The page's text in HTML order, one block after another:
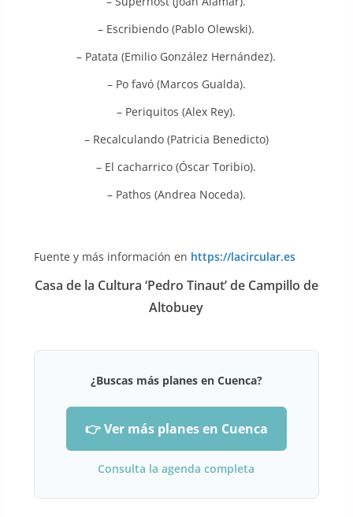
– Escribiendo (Pablo Olewski).
– Patata (Emilio González Hernández).
– Po favó (Marcos Gualda).
– Periquitos (Alex Rey).
– Recalculando (Patricia Benedicto)
– El cacharrico (Óscar Toribio).
– Pathos (Andrea Noceda).
Fuente y más información en https://lacircular.es
Casa de la Cultura ‘Pedro Tinaut’ de Campillo de
Altobuey
¿Buscas más planes en Cuenca?
👉 Ver más planes en Cuenca
Consulta la agenda completa